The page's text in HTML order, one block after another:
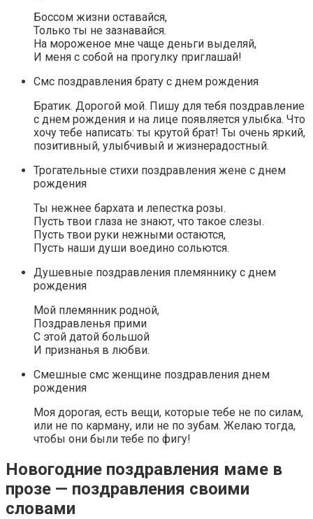
Боссом жизни оставайся,
Только ты не зазнавайся.
На мороженое мне чаще деньги выделяй,
И меня с собой на прогулку приглашай!
Смс поздравления брату с днем рождения
Братик. Дорогой мой. Пишу для тебя поздравление
с днем рождения и на лице появляется улыбка. Что
хочу тебе написать: ты крутой брат! Ты очень яркий,
позитивный, улыбчивый и жизнерадостный.
Трогательные стихи поздравления жене с днем
рождения
Ты нежнее бархата и лепестка розы.
Пусть твои глаза не знают, что такое слезы.
Пусть твои руки нежными остаются,
Пусть наши души воедино сольются.
Душевные поздравления племяннику с днем
рождения
Мой племянник родной,
Поздравленья прими
С этой датой большой
И признанья в любви.
Смешные смс женщине поздравления днем
рождения
Моя дорогая, есть вещи, которые тебе не по силам,
или не по карману, или не по зубам. Желаю тогда,
чтобы они были тебе по фигу!
Новогодние поздравления маме в
прозе — поздравления своими
словами